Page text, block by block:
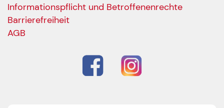
Informationspflicht und Betroffenenrechte
Barrierefreiheit
AGB